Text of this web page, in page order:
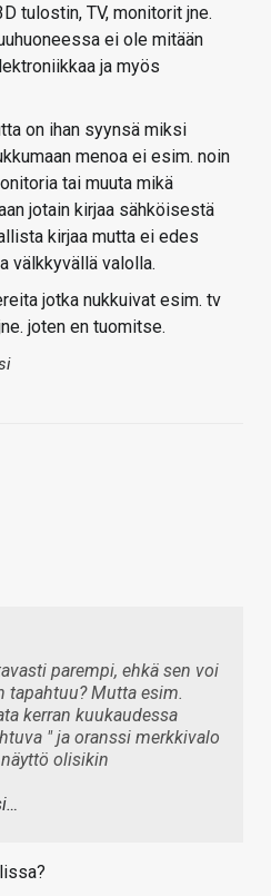
tulostin, TV, monitorit jne.
ei ole mitään
ja myös
on ihan syynsä miksi
menoa ei esim. noin
tai muuta mikä
jotain kirjaa sähköisestä
kirjaa mutta ei edes
välkkyvällä valolla.
jotka nukkuivat esim. tv
joten en tuomitse.
parempi, ehkä sen voi
tapahtuu? Mutta esim.
kerran kuukaudessa
" ja oranssi merkkivalo
olisikin